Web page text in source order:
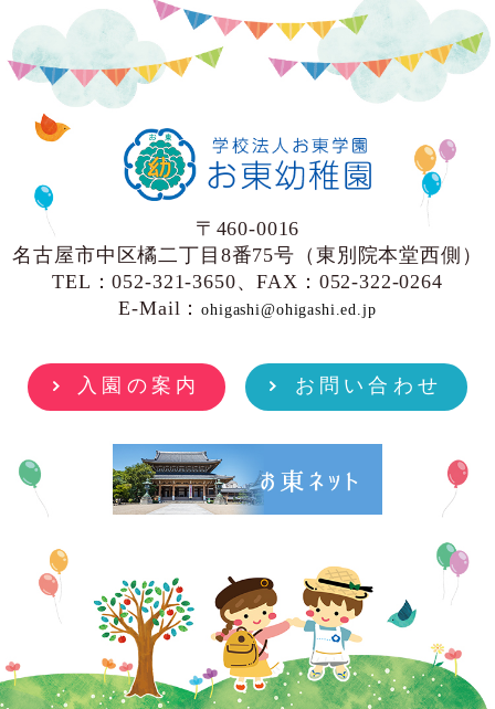
〒460-0016
名古屋市中区橘二丁目8番75号（東別院本堂西側）
TEL：052-321-3650、FAX：052-322-0264
E-Mail：ohigashi@ohigashi.ed.jp
入園の案内 お問い合わせ